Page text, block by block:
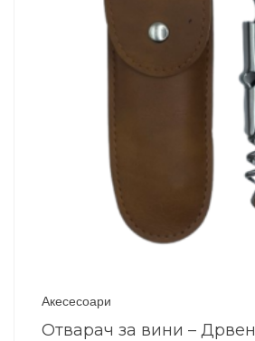
Акесесоари
Отварач за вини – Дрвен